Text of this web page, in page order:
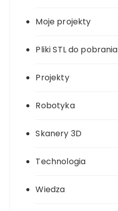
Moje projekty
Pliki STL do pobrania
Projekty
Robotyka
Skanery 3D
Technologia
Wiedza